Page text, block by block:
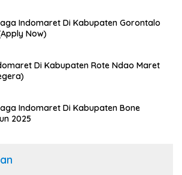
Indomaret Di Kabupaten Gorontalo
Now)
Di Kabupaten Rote Ndao Maret
Indomaret Di Kabupaten Bone
2025